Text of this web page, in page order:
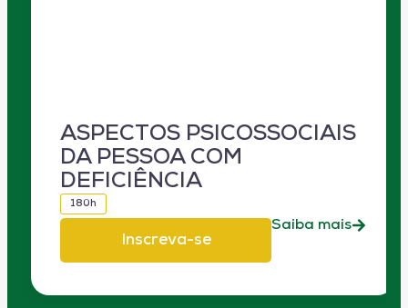
ASPECTOS PSICOSSOCIAIS
DA PESSOA COM
DEFICIÊNCIA
180h
Inscreva-se
Saiba mais